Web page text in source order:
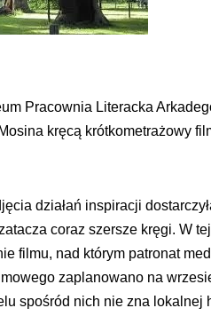
Pracownia Literacka
kręcą krótkometrażowy
działań inspiracji
coraz szersze kręgi. W
filmu, nad którym patronat
zaplanowano na
spośród nich nie zna